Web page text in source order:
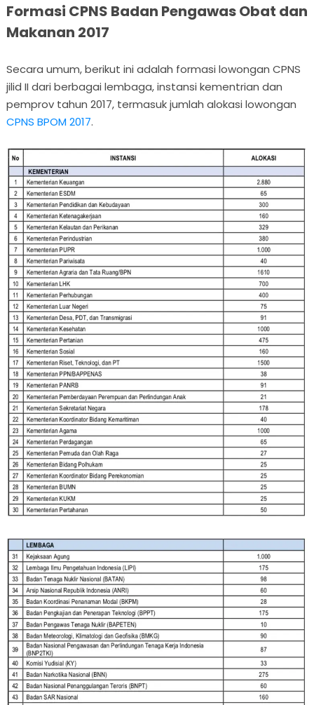
Formasi CPNS Badan Pengawas Obat dan
Makanan 2017
Secara umum, berikut ini adalah formasi lowongan CPNS
jilid II dari berbagai lembaga, instansi kementrian dan
pemprov tahun 2017, termasuk jumlah alokasi lowongan
CPNS BPOM 2017.